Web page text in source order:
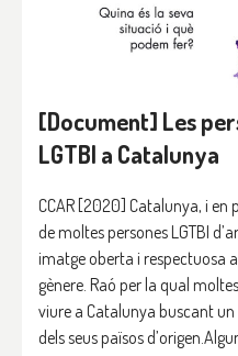
[Document] Les
LGTBI a Catalunya
CCAR [2020] Catalunya, i en
de moltes persones LGTBI
imatge oberta i respectuosa
gènere. Raó per la qual
viure a Catalunya buscant
dels seus països